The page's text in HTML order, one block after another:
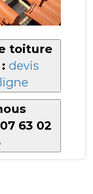
toiture
devis
63 02